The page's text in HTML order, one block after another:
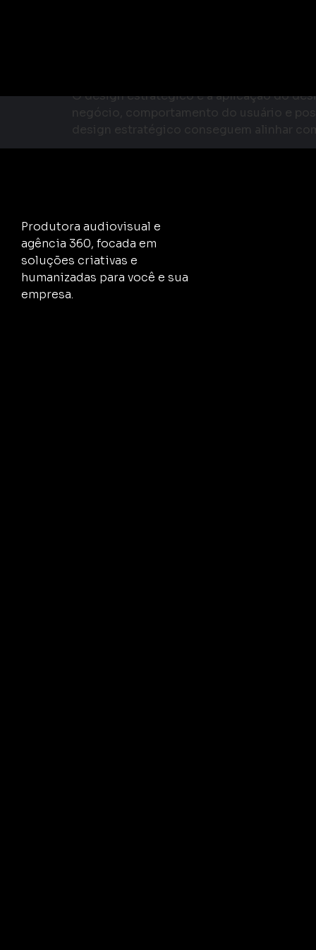
Design Estratégico:
O design estratégico é a aplicação do
negócio, comportamento do usuário e
design estratégico conseguem alinhar
Produtora audiovisual e
agência 360, focada em
soluções criativas e
humanizadas para você e sua
empresa.